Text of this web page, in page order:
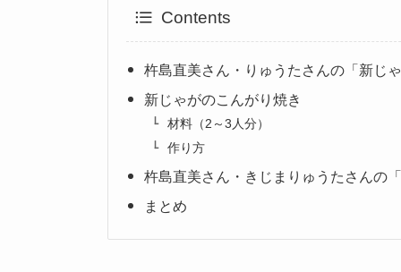
Contents
杵島直美さん・りゅうたさんの「新じ
新じゃがのこんがり焼き
材料（2～3人分）
作り方
杵島直美さん・きじまりゅうたさんの
まとめ